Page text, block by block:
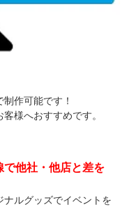
制作可能です！
様へおすすめです。
で他社・他店と差を
ルグッズでイベントを